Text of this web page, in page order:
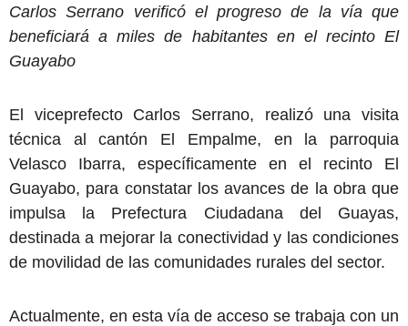
Carlos Serrano verificó el progreso de la vía que
beneficiará a miles de habitantes en el recinto El
Guayabo
El viceprefecto Carlos Serrano, realizó una visita
técnica al cantón El Empalme, en la parroquia
Velasco Ibarra, específicamente en el recinto El
Guayabo, para constatar los avances de la obra que
impulsa la Prefectura Ciudadana del Guayas,
destinada a mejorar la conectividad y las condiciones
de movilidad de las comunidades rurales del sector.
Actualmente, en esta vía de acceso se trabaja con un